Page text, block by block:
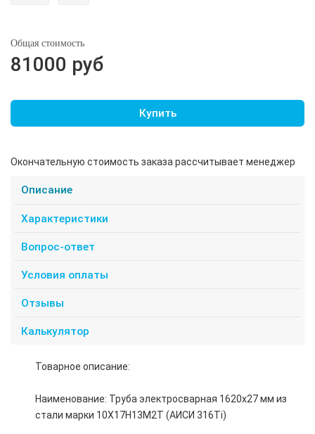
Общая стоимость
81000 руб
Купить
Окончательную стоимость заказа рассчитывает менеджер
Описание
Характеристики
Вопрос-ответ
Условия оплаты
Отзывы
Калькулятор
Товарное описание:
Наименование: Труба электросварная 1620х27 мм из
стали марки 10Х17Н13М2Т (АИСИ 316Ti)